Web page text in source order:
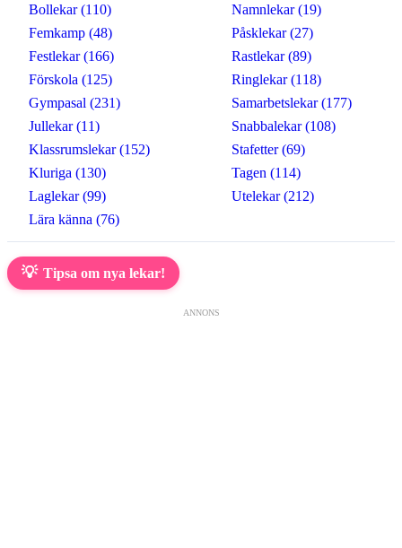
Bollekar (110)
Femkamp (48)
Festlekar (166)
Förskola (125)
Gympasal (231)
Jullekar (11)
Klassrumslekar (152)
Kluriga (130)
Laglekar (99)
Lära känna (76)
Namnlekar (19)
Påsklekar (27)
Rastlekar (89)
Ringlekar (118)
Samarbetslekar (177)
Snabbalekar (108)
Stafetter (69)
Tagen (114)
Utelekar (212)
💡 Tipsa om nya lekar!
ANNONS